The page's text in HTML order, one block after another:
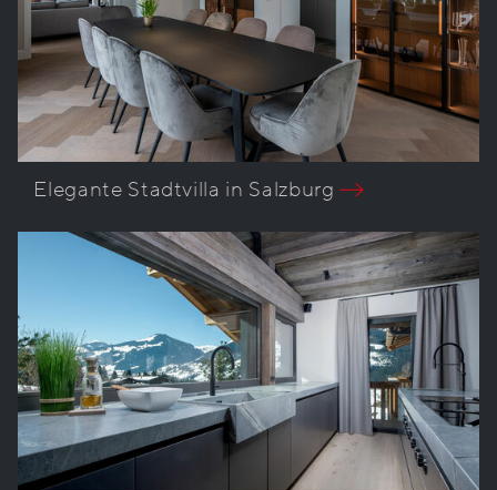
Elegante Stadtvilla in Salzburg